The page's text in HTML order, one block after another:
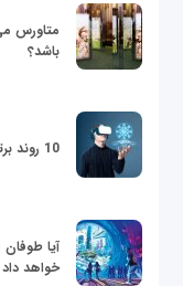
متاورس
باشد؟
10 روند برتر تجارت و فناوری در سال 2022
آیا
خواهد داد